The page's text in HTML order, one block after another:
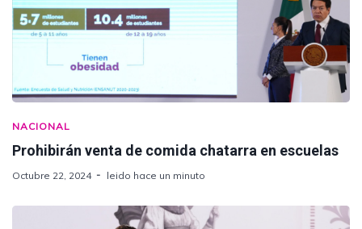
NACIONAL
Prohibirán venta de comida chatarra en escuelas
Octubre 22, 2024 leido hace un minuto